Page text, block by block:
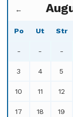
←
Po Ut Str
- - -
3 4 5
10 11 12
17 18 19